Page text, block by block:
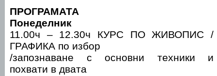
ПРОГРАМАТА
Понеделник
11.00ч – 12.30ч КУРС ПО ЖИВОПИС /
ГРАФИКА по избор
/запознаване с основни техники и
похвати в двата